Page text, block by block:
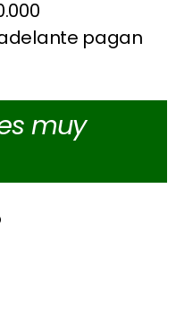
pagan
muy